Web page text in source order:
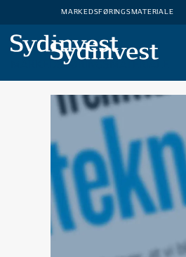
MARKEDSFØRINGSMATERIALE
MARKEDSFØRINGSMATERIALE